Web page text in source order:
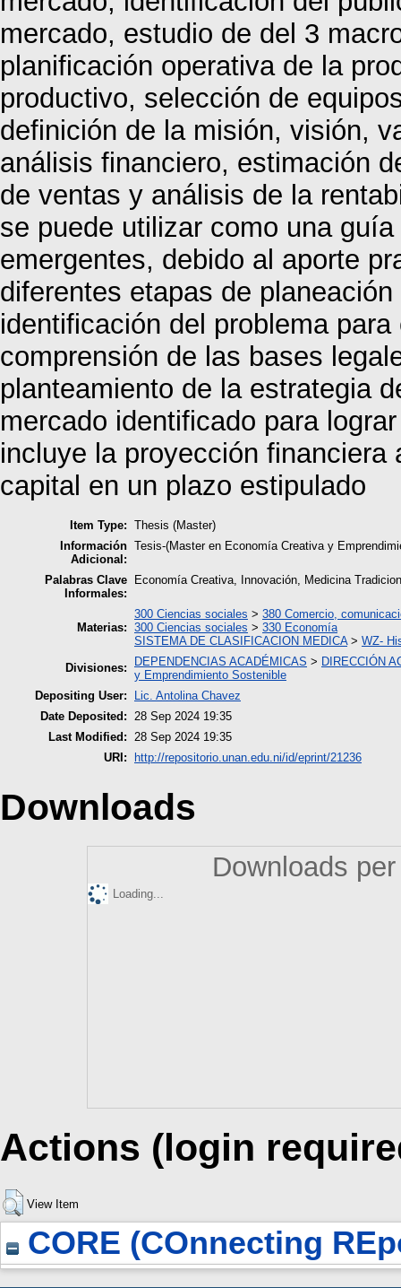
mercado, estudio de del 3
planificación operativa de la
productivo, selección de
definición de la misión, visión,
análisis financiero, estimación
de ventas y análisis de la
se puede utilizar como una
emergentes, debido al aporte
diferentes etapas de
identificación del problema
comprensión de las bases
planteamiento de la estrategia
mercado identificado para
incluye la proyección
capital en un plazo estipulado
Item Type: Thesis (Master)
Información
Adicional:
Tesis-(Master en Economía Creativa y
Palabras Clave
Informales:
Economía Creativa, Innovación, Medicina
Materias:
300 Ciencias sociales > 380 Comercio,
300 Ciencias sociales > 330 Economía
SISTEMA DE CLASIFICACION MEDICA> WZ-
Divisiones:
DEPENDENCIAS ACADÉMICAS > DIRECCIÓN
y Emprendimiento Sostenible
Depositing User:
Lic. Antolina Chavez
Date Deposited:
28 Sep 2024 19:35
Last Modified:
28 Sep 2024 19:35
URI:
http://repositorio.unan.edu.ni/id/eprint/21236
Downloads
Downloads
Loading...
Actions (login
View Item
CORE (COnnecting